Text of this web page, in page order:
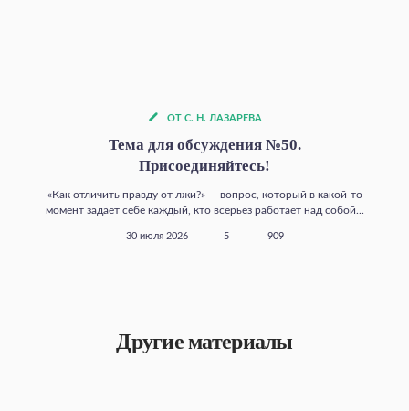
ОТ С. Н. ЛАЗАРЕВА
Тема для обсуждения №50.
Присоединяйтесь!
«Как отличить правду от лжи?» — вопрос, который в какой‑то
момент задает себе каждый, кто всерьез работает над собой...
30 июля 2026 5 909
Другие материалы